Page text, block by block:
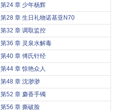
第24 章 少年杨辉
第28 章 生日礼物诺基亚N70
第32 章 调取监控
第36 章 灵泉水解毒
第40 章 傅氏针经
第44 章 惊艳众人
第48 章 沈渺渺
第52 章 麝香手镯
第56 章 撕破脸